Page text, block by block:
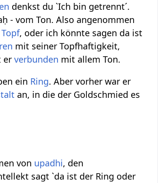
denkst du `Ich bin getrennt´.
- vom Ton. Also angenommen
Topf, oder ich könnte sagen da ist
mit seiner Topfhaftigkeit,
erverbunden mit allem Ton.
ein Ring. Aber vorher war er
an, in die der Goldschmied es
von upadhi, den
sagt `da ist der Ring oder